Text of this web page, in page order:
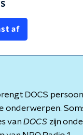
af
DOCS
onderwerpen.
vanDOCS zijn